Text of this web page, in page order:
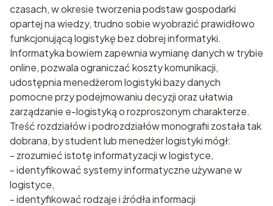
czasach, w okresie tworzenia podstaw gospodarki
opartej na wiedzy, trudno sobie wyobrazić prawidłowo
funkcjonującą logistykę bez dobrej informatyki.
Informatyka bowiem zapewnia wymianę danych w trybie
online, pozwala ograniczać koszty komunikacji,
udostępnia menedżerom logistyki bazy danych
pomocne przy podejmowaniu decyzji oraz ułatwia
zarządzanie e-logistyką o rozproszonym charakterze.
Treść rozdziałów i podrozdziałów monografii została tak
dobrana, by student lub menedżer logistyki mógł:
- zrozumieć istotę informatyzacji w logistyce,
- identyfikować systemy informatyczne używane w
logistyce,
- identyfikować rodzaje i źródła informacji